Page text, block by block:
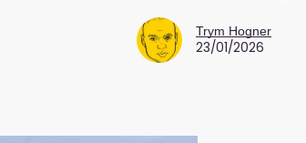
Trym Hogner
23/01/2026